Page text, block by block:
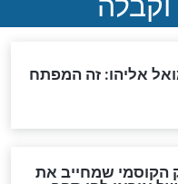
המשיח?